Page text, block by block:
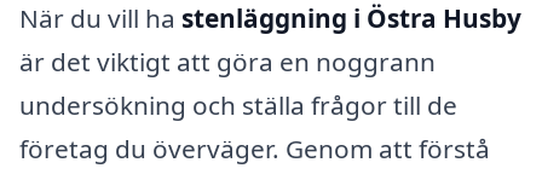
När du vill ha stenläggning i Östra Husby
är det viktigt att göra en noggrann
undersökning och ställa frågor till de
företag du överväger. Genom att förstå